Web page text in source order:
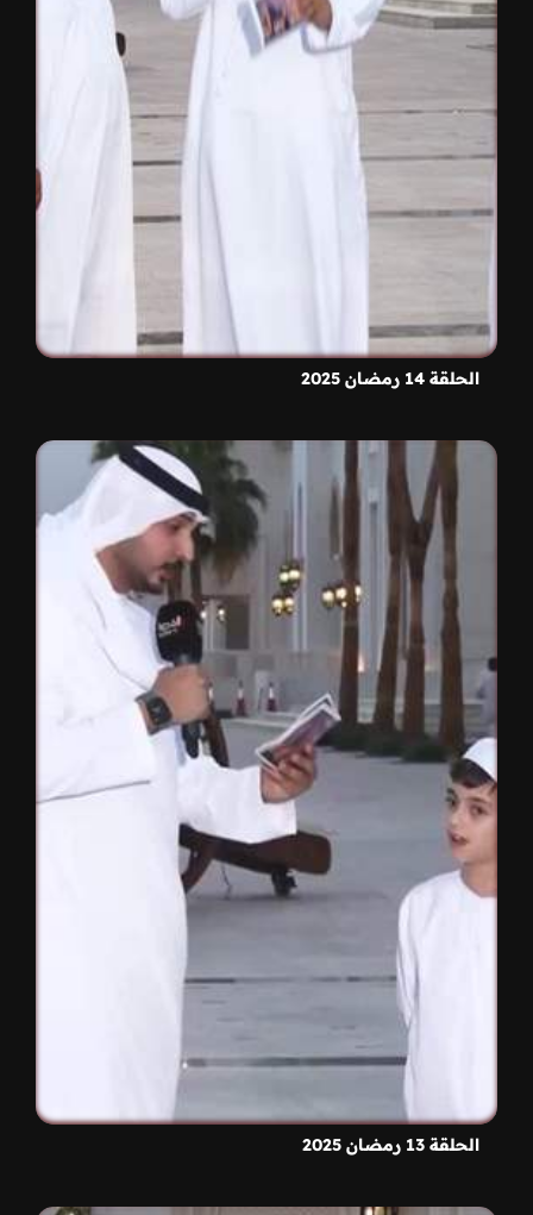
الحلقة 14 رمضان 2025
الحلقة 13 رمضان 2025